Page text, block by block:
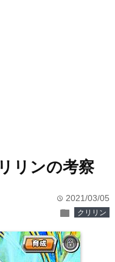
リンの考察
time 2021/03/05
folder クリリン